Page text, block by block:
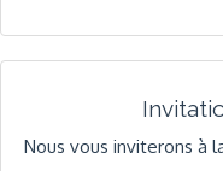
Nous vous inviterons à